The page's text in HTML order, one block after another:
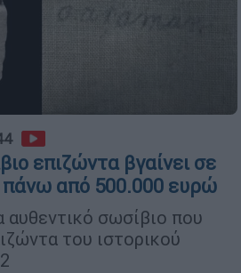
επιζώντα βγαίνει σε
πάνω από 500.000 ευρώ
αυθεντικό σωσίβιο που
του ιστορικού